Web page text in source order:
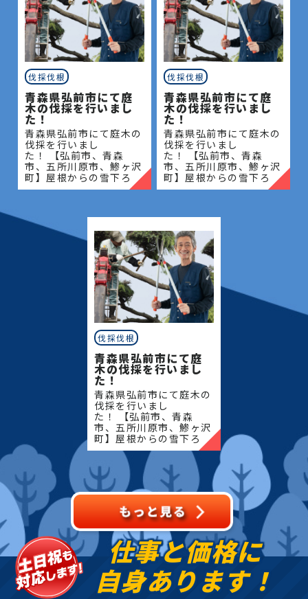
伐採伐根
青森県弘前市にて庭
木の伐採を行いまし
た！
青森県弘前市にて庭木の
伐採を行いまし
た！ 【弘前市、青森
市、五所川原市、鯵ヶ沢
町】屋根からの雪下ろ
し・除雪・排雪などの作
定・草刈りなどのお庭の
こと、造園・
伐採伐根
青森県弘前市にて庭
木の伐採を行いまし
た！
青森県弘前市にて庭木の
伐採を行いまし
た！ 【弘前市、青森
市、五所川原市、鯵ヶ沢
町】屋根からの雪下ろ
し・除雪・排雪などの作
定・草刈りなどのお庭の
こと、造園・
伐採伐根
青森県弘前市にて庭
木の伐採を行いまし
た！
青森県弘前市にて庭木の
伐採を行いまし
た！ 【弘前市、青森
市、五所川原市、鯵ヶ沢
町】屋根からの雪下ろ
し・除雪・排雪などの作
業もお任せください！地
域密着で伐採・抜根・剪
定・草刈りなどのお庭の
こと、造園・
仕事と価格に
自身あります！